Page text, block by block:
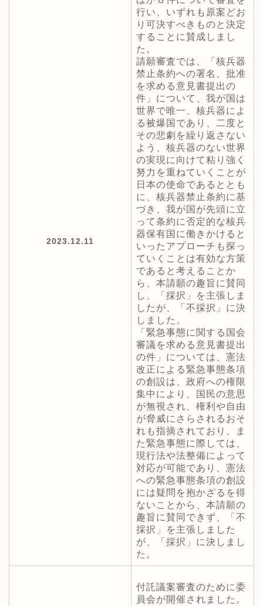
2023.12.11
行い、いずれも原案どお
り可決すべきものと決定
することに賛成しまし
た。
請願審査では、「核兵器
禁止条約への署名、批准
を求める意見書提出の
件」について、我が国は
世界で唯一、核兵器によ
る被爆国であり、二度と
その悲劇を繰り返さない
よう、核兵器のない世界
の実現に向けて粘り強く
努力を重ねていくことが
日本の使命であるととも
に、核兵器禁止条約に基
づき、我が国が先頭に立
って条約に否定的な核兵
器保有国に働きかけると
いったアプローチも探っ
ていくことは有効な方策
であると考えることか
ら、本請願の趣旨に賛同
し、「採択」を主張しま
したが、「不採択」に決
しました。
「緊急事態に関する国会
審議を求める意見書提出
の件」については、憲法
改正による緊急事態条項
の創設は、政府への権限
集中により、国民の意思
が無視され、権利や自由
が脅威にさらされるおそ
れも指摘されており、ま
た緊急事態に際しては、
現行法や法整備によって
対応が可能であり、憲法
への緊急事態条項の創設
には疑問を抱かざるを得
ないことから、本請願の
趣旨に賛同できず、「不
採択」を主張しました
が、「採択」に決しまし
た。
付託議案審査のために委
員会が開催されました。